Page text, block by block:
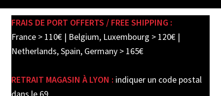
SHOP
child
PRE-ORDERS
FRAIS DE PORT OFFERTS / FREE SHIPPING :
France > 110€ | Belgium, Luxembourg > 120€ |
Netherlands, Spain, Germany > 165€
RETRAIT MAGASIN À LYON : indiquer un code postal